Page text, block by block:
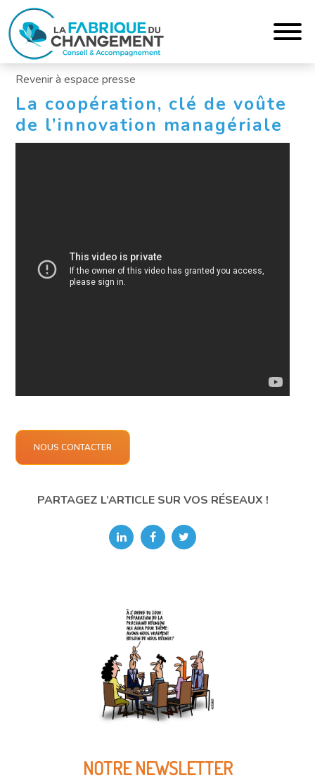
Revenir àespace presse
La coopération, clé de voûte
de l’innovation managériale
NOUS CONTACTER
PARTAGEZ L’ARTICLE SUR VOS RÉSEAUX !
NOTRE NEWSLETTER